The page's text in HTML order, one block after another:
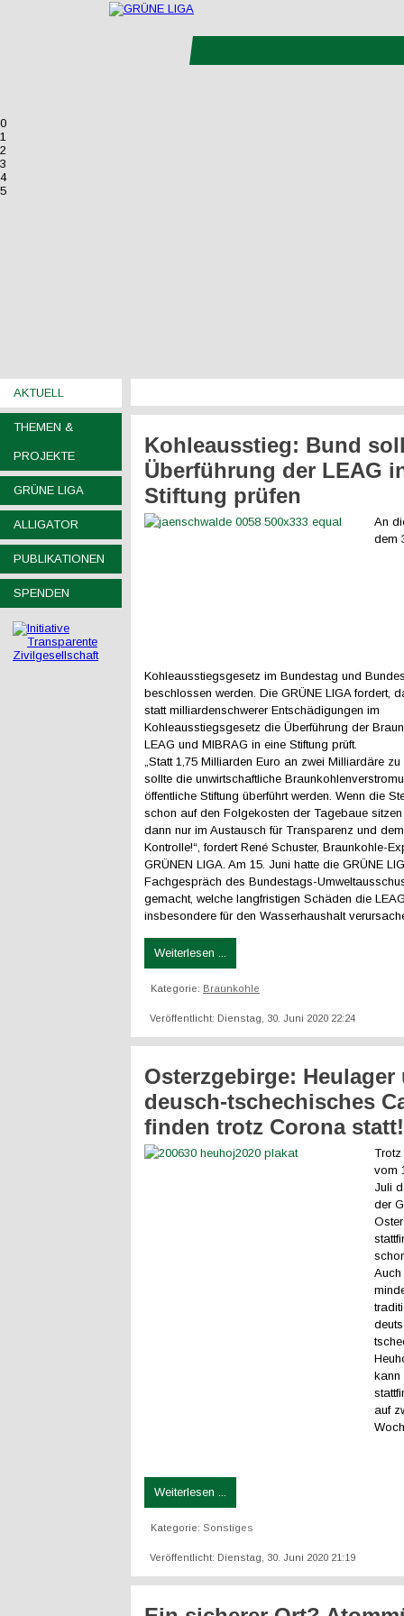
0
1
2
3
4
5
AKTUELL
THEMEN &
PROJEKTE
GRÜNE LIGA
ALLIGATOR
PUBLIKATIONEN
SPENDEN
Kohleausstieg: Bund
Überführung der LEAG
Stiftung prüfen
An
dem
Kohleausstiegsgesetz im Bundestag und
beschlossen werden. Die GRÜNE LIGA fordert,
statt milliardenschwerer Entschädigungen im
Kohleausstiegsgesetz die Überführung der
LEAG und MIBRAG in eine Stiftung prüft.
„Statt 1,75 Milliarden Euro an zwei Milliardäre zu
sollte die unwirtschaftliche
öffentliche Stiftung überführt werden. Wenn die
schon auf den Folgekosten der Tagebaue
dann nur im Austausch für Transparenz und
Kontrolle!“, fordert René Schuster, Braunkohle-
GRÜNEN LIGA. Am 15. Juni hatte die GRÜNE
Fachgespräch des Bundestags-
gemacht, welche langfristigen Schäden die
insbesondere für den Wasserhaushalt
Weiterlesen ...
Kategorie: Braunkohle
Veröffentlicht: Dienstag, 30. Juni 2020 22:24
Osterzgebirge: Heulager
deusch-tschechisches
finden trotz Corona statt!
vom
Juli
der
kann
auf
Weiterlesen ...
Kategorie: Sonstiges
Veröffentlicht: Dienstag, 30. Juni 2020 21:19